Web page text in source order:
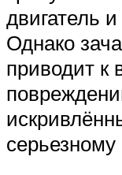
двигатель
Однако
приводит